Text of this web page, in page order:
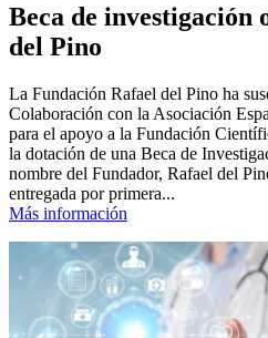
Beca de investigación
del Pino
La Fundación Rafael del Pino ha
Colaboración con la Asociación
para el apoyo a la Fundación
la dotación de una Beca de
nombre del Fundador, Rafael del
entregada por primera...
Más información